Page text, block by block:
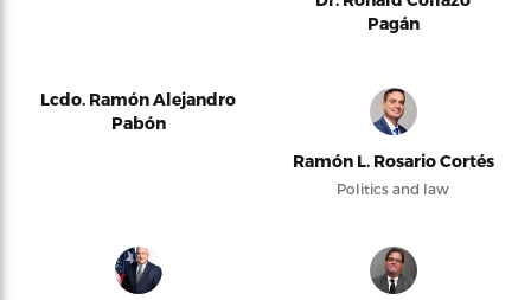
Pagán
Lcdo. Ramón Alejandro
Pabón
Ramón L. Rosario Cortés
Politics and law